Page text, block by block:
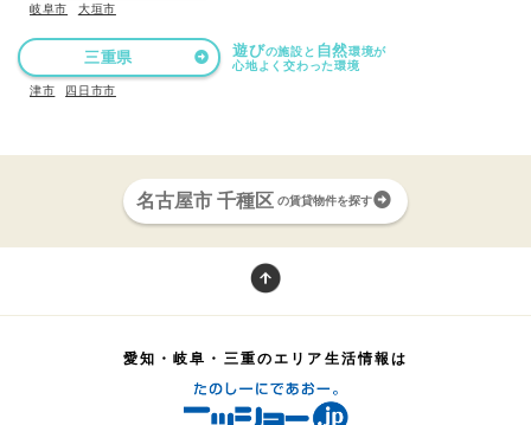
岐阜市
大垣市
三重県 遊びの施設と 自然環境が
心地よく交わった環境
津市
四日市市
名古屋市 千種区 の賃貸物件を探す
愛知・岐阜・三重のエリア生活情報は